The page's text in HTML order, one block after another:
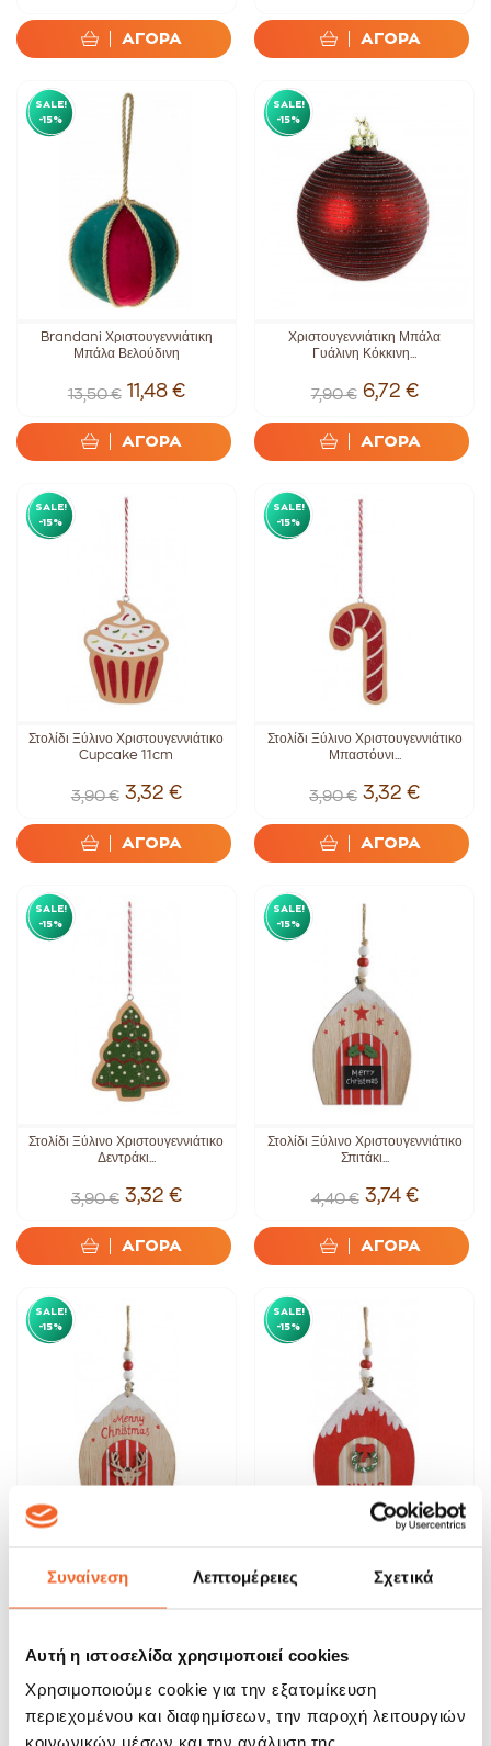
Συναίνεση Λεπτομέρειες Σχετικά
Αυτή η ιστοσελίδα χρησιμοποιεί cookies
Χρησιμοποιούμε cookie για την εξατομίκευση
περιεχομένου και διαφημίσεων, την παροχή λειτουργιών
κοινωνικών μέσων και την ανάλυση της
ΑΓΟΡΑ ΑΓΟΡΑ
SALE!
-15%
Brandani Χριστουγεννιάτικη
Μπάλα Βελούδινη
13,50 € 11,48 €
ΑΓΟΡΑ
SALE!
-15%
Χριστουγεννιάτικη Μπάλα
Γυάλινη Κόκκινη...
7,90 € 6,72 €
ΑΓΟΡΑ
SALE!
-15%
Στολίδι Ξύλινο Χριστουγεννιάτικο
Cupcake 11cm
3,90 € 3,32 €
ΑΓΟΡΑ
SALE!
-15%
Στολίδι Ξύλινο Χριστουγεννιάτικο
Μπαστόυνι...
3,90 € 3,32 €
ΑΓΟΡΑ
SALE!
-15%
Στολίδι Ξύλινο Χριστουγεννιάτικο
Δεντράκι...
3,90 € 3,32 €
ΑΓΟΡΑ
SALE!
-15%
Στολίδι Ξύλινο Χριστουγεννιάτικο
Σπιτάκι...
4,40 € 3,74 €
ΑΓΟΡΑ
SALE!
-15%
ΑΓΟΡΑ
SALE!
-15%
SALE!
SALE!